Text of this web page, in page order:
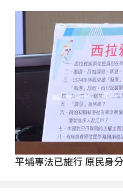
平埔專法已施行 原民身